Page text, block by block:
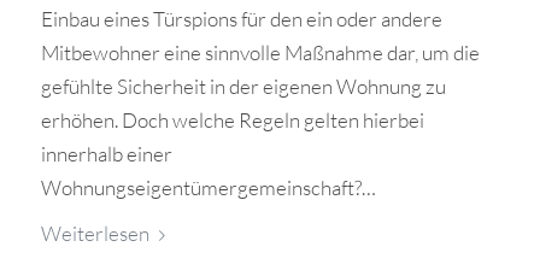
Einbau eines Türspions für den ein oder andere
Mitbewohner eine sinnvolle Maßnahme dar, um die
gefühlte Sicherheit in der eigenen Wohnung zu
erhöhen. Doch welche Regeln gelten hierbei
innerhalb einer
Wohnungseigentümergemeinschaft?…
Weiterlesen